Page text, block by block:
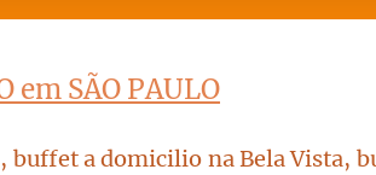
em SÃO PAULO
buffet a domicilio na Bela Vista,